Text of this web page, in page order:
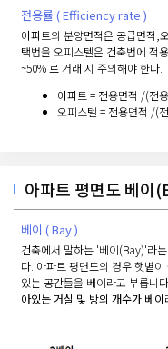
전용률 ( Efficiency rate )
아파트의 분양면적은 공급면적,
택법을 오피스텔은 건축법에 적
~50% 로 거래 시 주의해야 한다.
아파트 = 전용면적 /(전
오피스텔 = 전용면적 /(
아파트 평면도 베이
베이 ( Bay )
건축에서 말하는 '베이(Bay)'라
다. 아파트 평면도의 경우 햇볕
있는 공간들을 베이라고 부릅니
아있는 거실 및 방의 개수가 베이